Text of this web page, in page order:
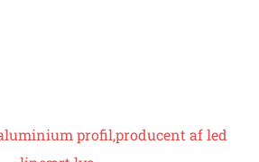
profil,producent af led